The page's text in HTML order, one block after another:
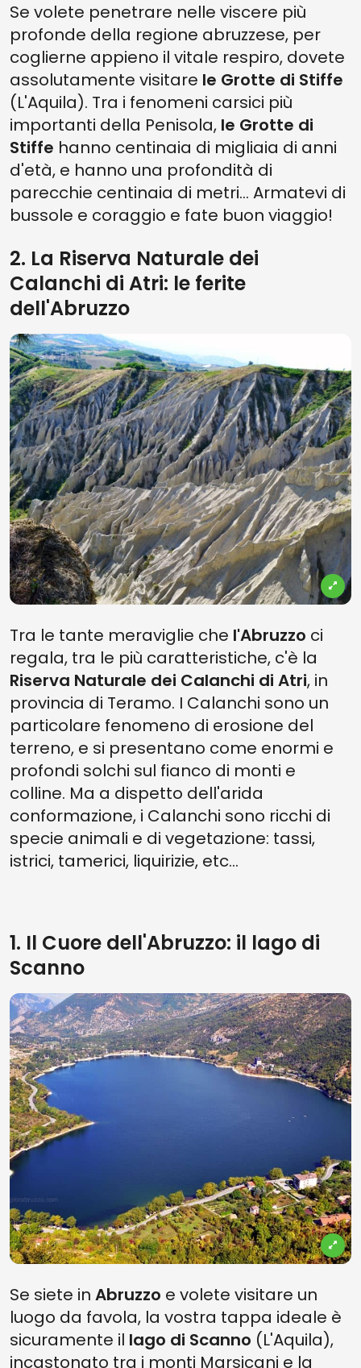
Se volete penetrare nelle viscere più
profonde della regione abruzzese, per
coglierne appieno il vitale respiro, dovete
assolutamente visitare le Grotte di Stiffe
(L'Aquila). Tra i fenomeni carsici più
importanti della Penisola, le Grotte di
Stiffe hanno centinaia di migliaia di anni
d'età, e hanno una profondità di
parecchie centinaia di metri... Armatevi di
bussole e coraggio e fate buon viaggio!
2. La Riserva Naturale dei
Calanchi di Atri: le ferite
dell'Abruzzo
Tra le tante meraviglie che l'Abruzzo ci
regala, tra le più caratteristiche, c'è la
Riserva Naturale dei Calanchi di Atri, in
provincia di Teramo. I Calanchi sono un
particolare fenomeno di erosione del
terreno, e si presentano come enormi e
profondi solchi sul fianco di monti e
colline. Ma a dispetto dell'arida
conformazione, i Calanchi sono ricchi di
specie animali e di vegetazione: tassi,
istrici, tamerici, liquirizie, etc...
1. Il Cuore dell'Abruzzo: il lago di
Scanno
Se siete in Abruzzo e volete visitare un
luogo da favola, la vostra tappa ideale è
sicuramente il lago di Scanno (L'Aquila),
incastonato tra i monti Marsicani e la